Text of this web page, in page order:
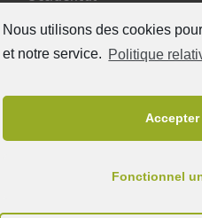
Nous utilisons des cookies
et notre service. Politique
Fonctionnel
08227 - Terrassa
Tel. 93 727 35 34